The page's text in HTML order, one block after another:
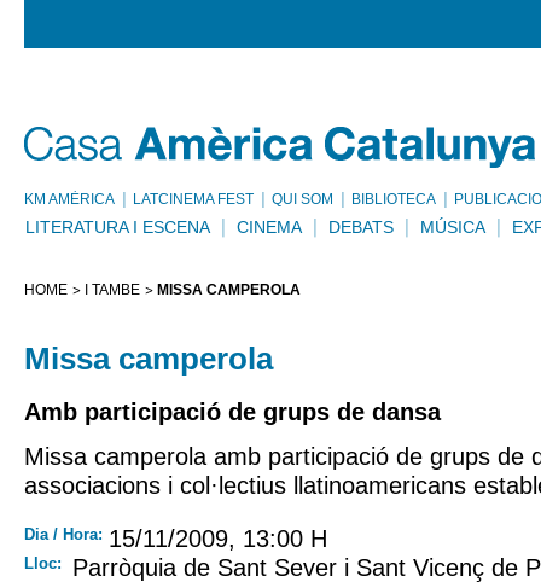
KM AMÈRICA LATCINEMA FEST QUI SOM BIBLIOTECA
LITERATURA I ESCENA CINEMA DEBATS MÚSICA
HOME I TAMBÉ MISSA CAMPEROLA
Missa camperola
Amb participació de grups de dansa
Missa camperola amb participació de grups de
associacions i col·lectius llatinoamericans
Dia / Hora: 15/11/2009, 13:00 H
Lloc:
Parròquia de Sant Sever i Sant Vicenç de